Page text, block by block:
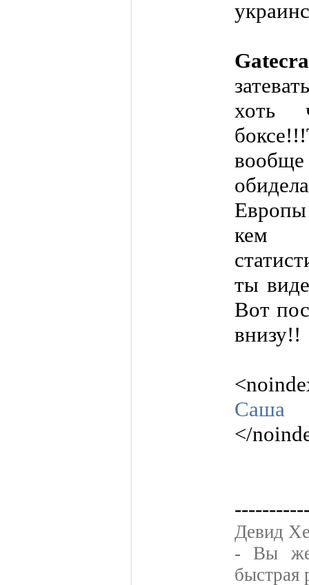
хоть
кем
ты
Вот
внизу!!
</
Девид
- Вы же
быстрая